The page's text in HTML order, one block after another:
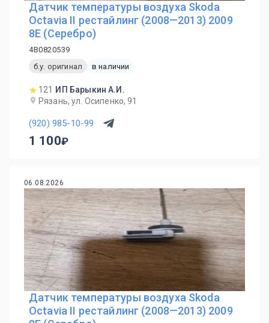
Датчик температуры воздуха Skoda
Octavia II рестайлинг (2008—2013) 2009
8E (Серебро)
4B0820539
б.у. оригинал
в наличии
121
ИП Барыкин А.И.
Рязань, ул. Осипенко, 91
(920) 985-10-99
1 100
06.08.2026
Датчик температуры воздуха Skoda
Octavia II рестайлинг (2008—2013) 2009